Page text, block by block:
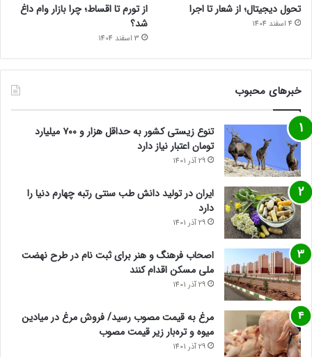
تحول دیجیتال؛ از شعار تا اجرا
4 اسفند 1404
از تورم تا اقساط؛ چرا بازار وام داغ
شد؟
3 اسفند 1404
خبرهای محبوب
تنوع زیستی کشور به حداقل هزار و ۷۰۰ میلیارد
تومان اعتبار نیاز دارد
29 آذر 1401
ایران در تولید دانش طب سنتی رتبه چهارم دنیا را
دارد
29 آذر 1401
اصحاب فرهنگ و هنر برای ثبت نام در طرح نهضت
ملی مسکن اقدام کنند
29 آذر 1401
مرغ به قیمت مصوب رسید/ فروش مرغ در میادین
میوه و تره‌بار زیر قیمت مصوب
29 آذر 1401